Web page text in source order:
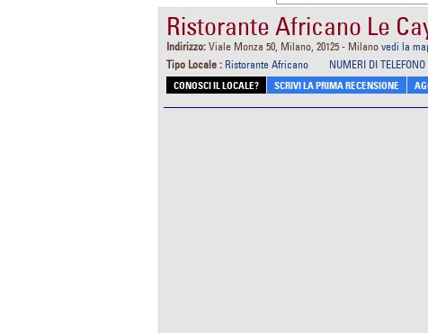
Ristorante Africano Le
Indirizzo: Viale Monza 50, Milano, 20125 - Milano vedi la
Tipo Locale : Ristorante Africano NUMERI DI
CONOSCI IL LOCALE? SCRIVI LA PRIMA RECENSIONE